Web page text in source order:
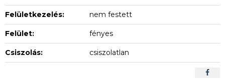
Felületkezelés: nem festett
Felület: fényes
Csiszolás: csiszolatlan